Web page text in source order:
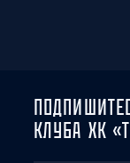
КЛУБА ХК